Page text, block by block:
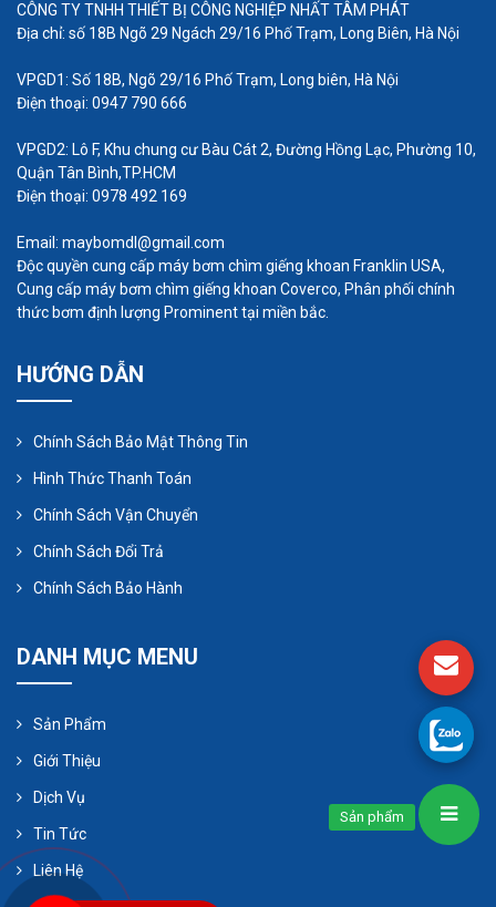
Máy thổi khí con sò Dolphin Model: DB-
1500S/2
Qmax= 250m3/h
Hmax = 2.8m
Công Suất: 2kw/1pha/220v
Vật liệu: Thân, Cánh Nhôm, Động cơ dây đồng
Địa chỉ bán máy thổi khí con sò
giá rẻ, uy tín , chất lượng
Nhất Tâm Phát là đơn vị chuyên cung cấp các sản
phẩm máy thổi khí oxy dạng con sò chính hãng và
CÔNG TY TNHH THIẾT BỊ CÔNG NGHIỆP NHẤT TÂM PHÁT
Địa chỉ: số 18B Ngõ 29 Ngách 29/16 Phố Trạm, Long Biên, Hà Nội
VPGD1: Số 18B, Ngõ 29/16 Phố Trạm, Long biên, Hà Nội
Điện thoại: 0947 790 666
VPGD2: Lô F, Khu chung cư Bàu Cát 2, Đường Hồng Lạc, Phường 10,
Quận Tân Bình,TP.HCM
Điện thoại: 0978 492 169
Email: maybomdl@gmail.com
Độc quyền cung cấp máy bơm chìm giếng khoan Franklin USA,
Cung cấp máy bơm chìm giếng khoan Coverco, Phân phối chính
thức bơm định lượng Prominent tại miền bắc.
HƯỚNG DẪN
Chính Sách Bảo Mật Thông Tin
Hình Thức Thanh Toán
Chính Sách Vận Chuyển
Chính Sách Đổi Trả
Chính Sách Bảo Hành
DANH MỤC MENU
Sản Phẩm
Giới Thiệu
Dịch Vụ
Tin Tức
Liên Hệ
Sản phẩm